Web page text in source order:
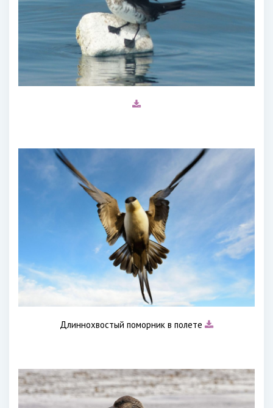
Длиннохвостый поморник в полете